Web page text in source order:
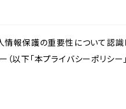
情報保護の重要性について認識
以下「本プライバシーポリシー